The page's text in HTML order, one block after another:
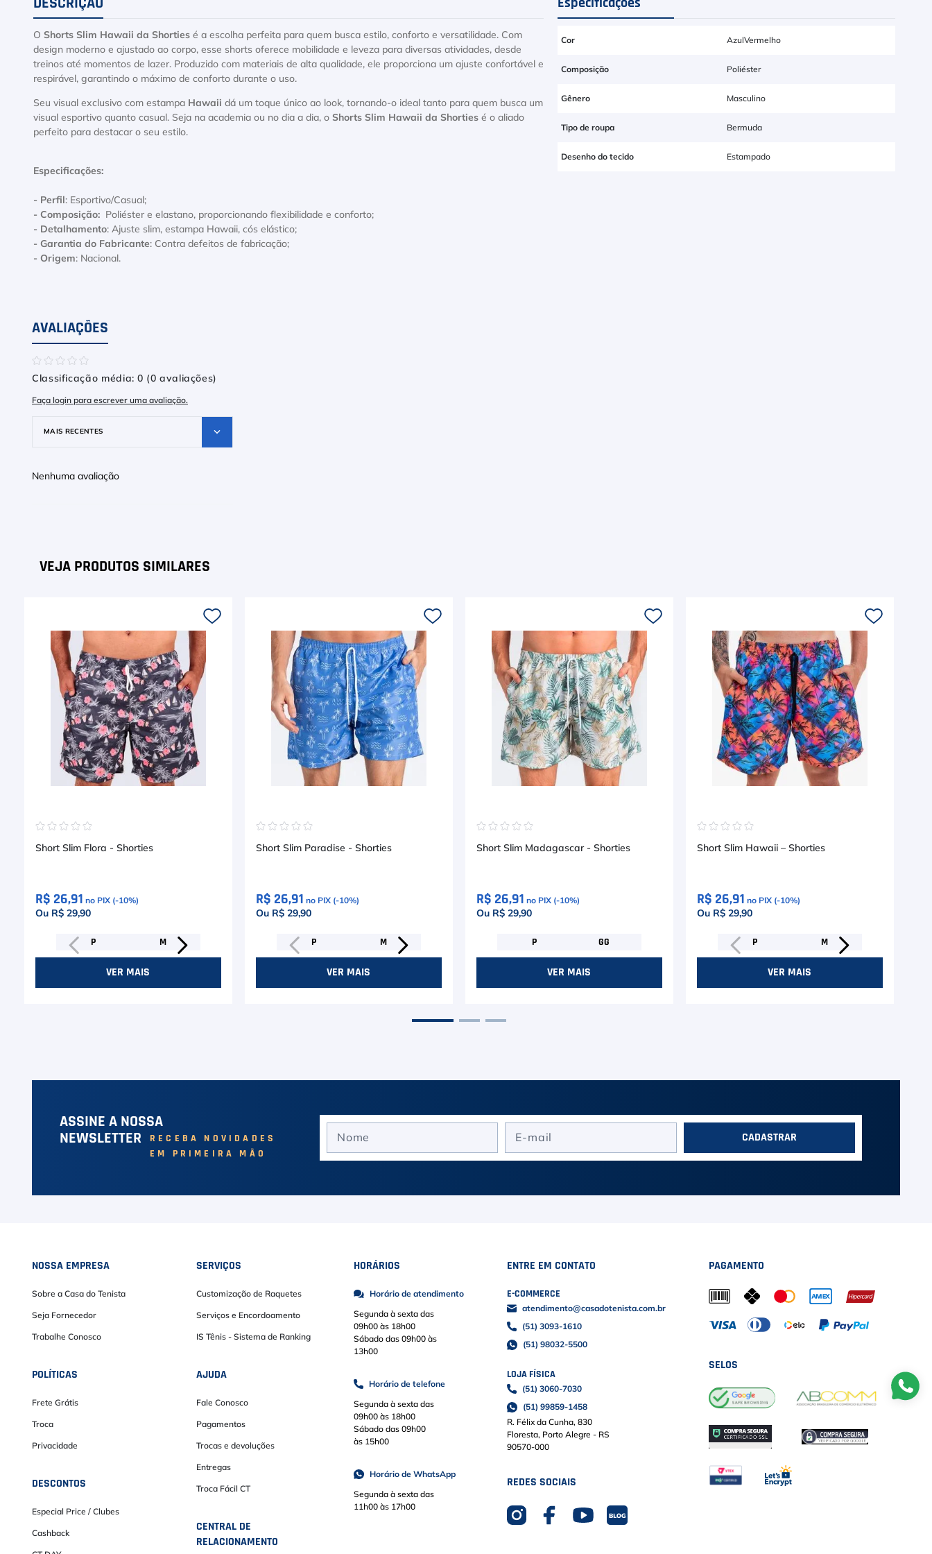
O Shorts Slim Hawaii da Shorties é a escolha perfeita para quem busca estilo, conforto e versatilidade. Com
design moderno e ajustado ao corpo, esse shorts oferece mobilidade e leveza para diversas atividades, desde
treinos até momentos de lazer. Produzido com materiais de alta qualidade, ele proporciona um ajuste confortável e
respirável, garantindo o máximo de conforto durante o uso.
Seu visual exclusivo com estampa Hawaii dá um toque único ao look, tornando-o ideal tanto para quem busca um
visual esportivo quanto casual. Seja na academia ou no dia a dia, o Shorts Slim Hawaii da Shorties é o aliado
perfeito para destacar o seu estilo.
Especificações:
- Perfil : Esportivo/Casual;
- Composição:
Poliéster e elastano, proporcionando flexibilidade e conforto;
- Detalhamento: Ajuste slim, estampa Hawaii, cós elástico;
- Garantia do Fabricante: Contra defeitos de fabricação;
- Origem: Nacional.
Especificações
Cor AzulVermelho
Composição Poliéster
Gênero Masculino
Tipo de roupa Bermuda
Desenho do tecido Estampado
AVALIAÇÕES
☆☆☆☆☆
Classificação média: 0 (0 avaliações)
Faça login para escrever uma avaliação.
MAIS RECENTES
Nenhuma avaliação
☆☆☆☆☆
Short Slim Flora - Shorties
R$ 26,91 no PIX (-10%)
Ou R$ 29,90
P M
VER MAIS
☆☆☆☆☆
Short Slim Paradise - Shorties
R$ 26,91 no PIX (-10%)
Ou R$ 29,90
P M
VER MAIS
☆☆☆☆☆
Short Slim Madagascar - Shorties
R$ 26,91 no PIX (-10%)
Ou R$ 29,90
P GG
VER MAIS
☆☆☆☆☆
Short Slim Hawaii – Shorties
R$ 26,91 no PIX (-10%)
Ou R$ 29,90
P M
VER MAIS
ASSINE A NOSSA
NEWSLETTER
RECEBA NOVIDADES
EM PRIMEIRA MÃO
CADASTRAR
NOSSA EMPRESA
Sobre a Casa do Tenista
Seja Fornecedor
Trabalhe Conosco
POLÍTICAS
Frete Grátis
Troca
Privacidade
DESCONTOS
Especial Price / Clubes
Cashback
SERVIÇOS
Customização de Raquetes
Serviços e Encordoamento
IS Tênis - Sistema de Ranking
AJUDA
Fale Conosco
Pagamentos
Trocas e devoluções
Entregas
Troca Fácil CT
CENTRAL DE
RELACIONAMENTO
HORÁRIOS
Horário de atendimento
Segunda à sexta das
09h00 às 18h00
Sábado das 09h00 às
13h00
Horário de telefone
Segunda à sexta das
09h00 às 18h00
Sábado das 09h00
às 15h00
Horário de WhatsApp
Segunda à sexta das
11h00 às 17h00
ENTRE EM CONTATO
E-COMMERCE
atendimento@casadotenista.com.br
(51) 3093-1610
(51) 98032-5500
LOJA FÍSICA
(51) 3060-7030
(51) 99859-1458
R. Félix da Cunha, 830
Floresta, Porto Alegre - RS
90570-000
REDES SOCIAIS
PAGAMENTO
SELOS